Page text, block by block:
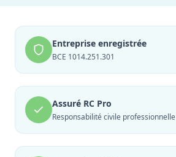
Entreprise enregistrée
BCE 1014.251.301
Assuré RC Pro
Responsabilité civile professionnelle